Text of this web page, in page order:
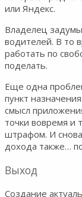
или Яндекс.
Владелец
водителей. В то
работать по
поделать.
Еще одна
пункт
смысл
точки вовремя и
штрафом. И
дохода также…
Выход
Создание